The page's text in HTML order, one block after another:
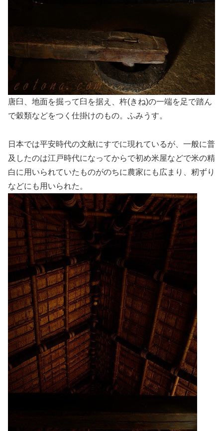
唐臼、地面を掘って臼を据え、杵(きね)の一端を足で踏ん
で穀類などをつく仕掛けのもの。ふみうす。
日本では平安時代の文献にすでに現れているが、一般に普
及したのは江戸時代になってからで初め米屋などで米の精
白に用いられていたものがのちに農家にも広まり、籾ずり
などにも用いられた。